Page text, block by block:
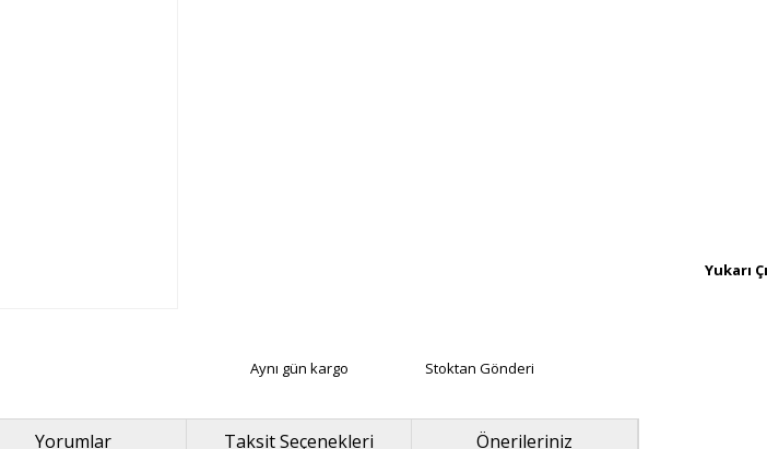
Aynı gün kargo Stoktan Gönderi
Yorumlar Taksit Seçenekleri Önerileriniz
Yukarı